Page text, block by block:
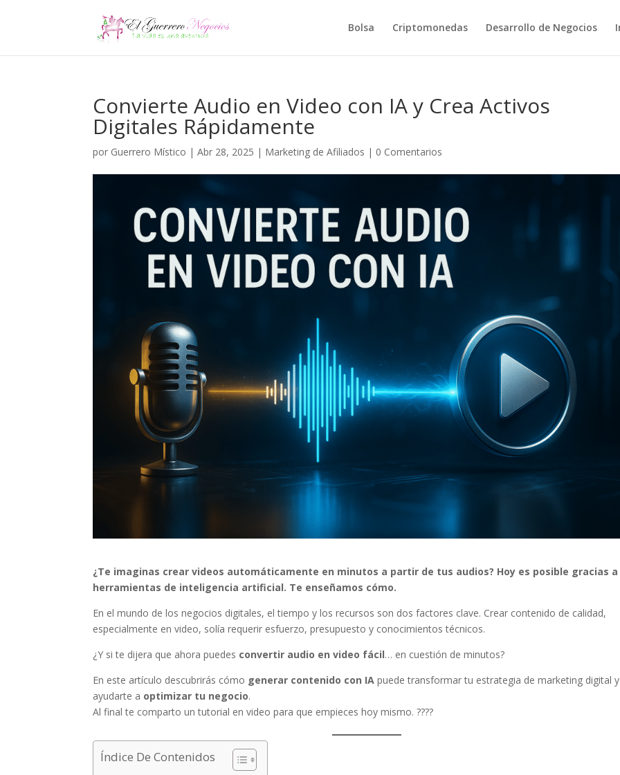
Bolsa Criptomonedas Desarrollo de Negocios
Convierte Audio en Video con IA y Crea Activos
Digitales Rápidamente
por Guerrero Místico |Abr 28, 2025 | Marketing de Afiliados | 0 Comentarios
¿Te imaginas crear videos automáticamente en minutos a partir de tus audios? Hoy es posible gracias
herramientas de inteligencia artificial. Te enseñamos cómo.
En el mundo de los negocios digitales, el tiempo y los recursos son dos factores clave. Crear contenido de calidad,
especialmente en video, solía requerir esfuerzo, presupuesto y conocimientos técnicos.
¿Y si te dijera que ahora puedes convertir audio en video fácil… en cuestión de minutos?
En este artículo descubrirás cómo generar contenido con IA puede transformar tu estrategia de marketing digital y
ayudarte a optimizar tu negocio.
Al final te comparto un tutorial en video para que empieces hoy mismo. ????
Índice De Contenidos